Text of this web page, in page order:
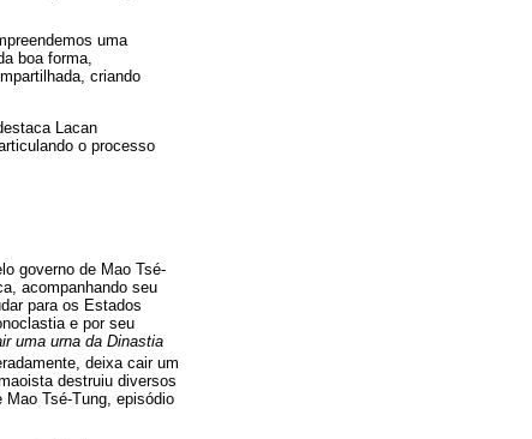
uma
boa forma,
criando
Lacan
o processo
governo de Mao Tsé-
acompanhando seu
para os Estados
e por seu
uma urna da Dinastia
deixa cair um
destruiu diversos
Tsé-Tung, episódio